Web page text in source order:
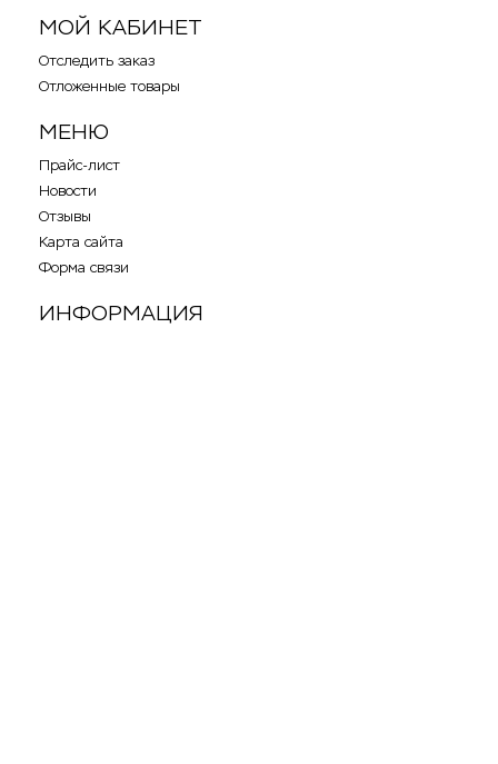
МОЙ КАБИНЕТ
Отследить заказ
Отложенные товары
МЕНЮ
Прайс-лист
Новости
Отзывы
Карта сайта
Форма связи
ИНФОРМАЦИЯ